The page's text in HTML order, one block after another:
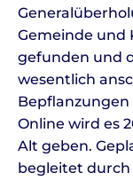
Gemeinde und
gefunden und
wesentlich
Bepflanzungen
Online wird es
Alt geben.
begleitet durch